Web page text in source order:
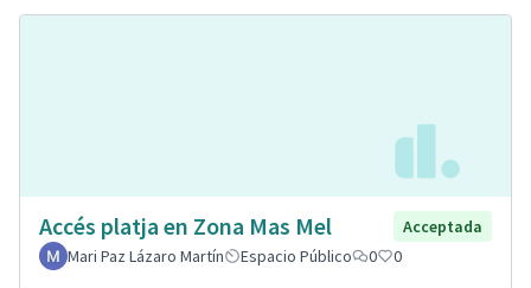
Accés platja en Zona Mas Mel
Acceptada
Mari Paz Lázaro Martín
Espacio Público 0 0